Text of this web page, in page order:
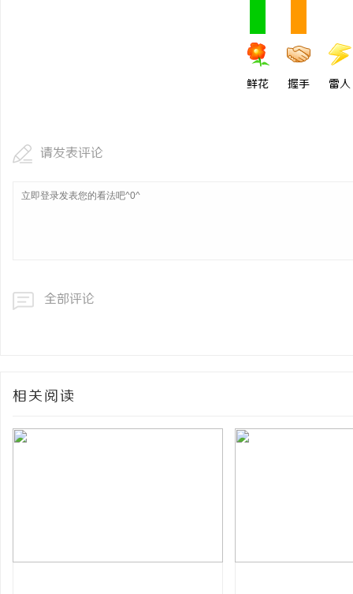
鲜花 握手 雷人
请发表评论
全部评论
相关阅读